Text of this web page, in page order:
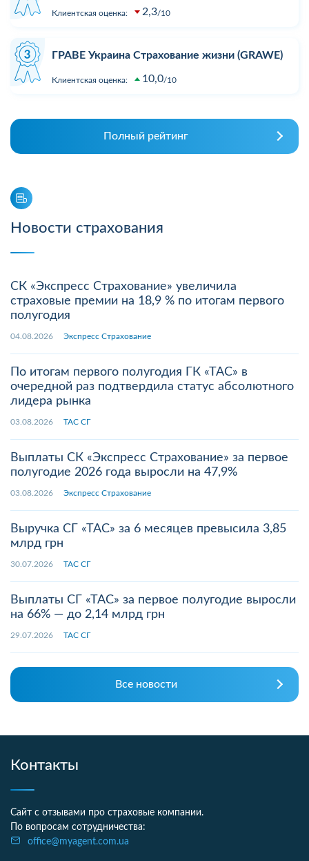
Клиентская оценка: 2,3 10
ГРАВЕ Украина Страхование жизни (GRAWE)
Клиентская оценка: 10,0 10
Полный рейтинг
Новости страхования
СК «Экспресс Страхование» увеличила
страховые премии на 18,9 % по итогам первого
полугодия
04.08.2026 Экспресс Страхование
По итогам первого полугодия ГК «ТАС» в
очередной раз подтвердила статус абсолютного
лидера рынка
03.08.2026 ТАС СГ
Выплаты СК «Экспресс Страхование» за первое
полугодие 2026 года выросли на 47,9%
03.08.2026 Экспресс Страхование
Выручка СГ «ТАС» за 6 месяцев превысила 3,85
млрд грн
30.07.2026 ТАС СГ
Выплаты СГ «ТАС» за первое полугодие выросли
на 66% — до 2,14 млрд грн
29.07.2026 ТАС СГ
Все новости
Контакты
Сайт с отзывами про страховые компании.
По вопросам сотрудничества:
office@myagent.com.ua